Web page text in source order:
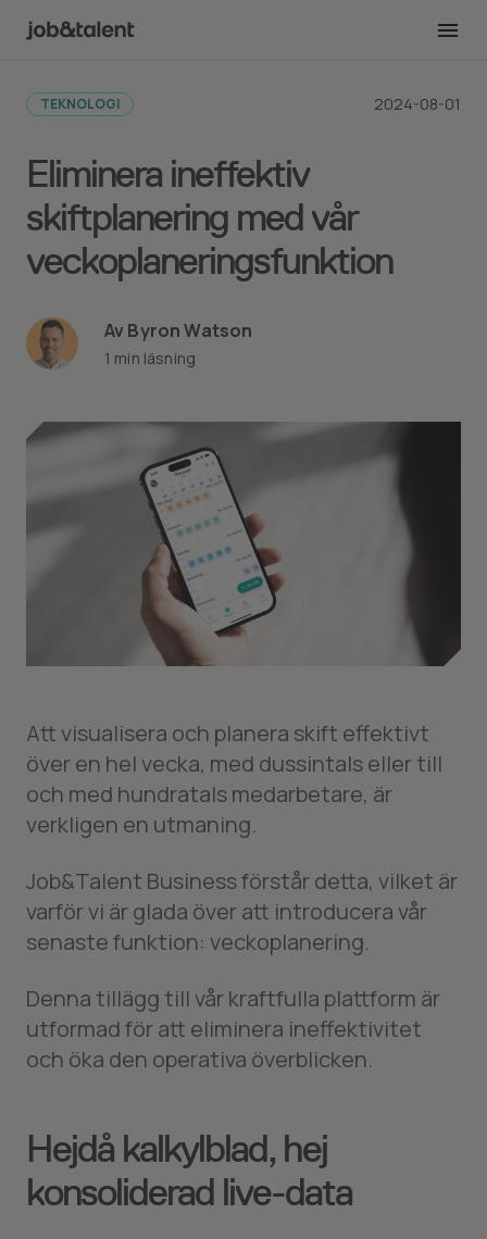
Eliminera ineffektiv
skiftplanering med vår
veckoplaneringsfunktion
TEKNOLOGI 2024-08-01
Av Byron Watson
1 min läsning
Att visualisera och planera skift effektivt
över en hel vecka, med dussintals eller till
och med hundratals medarbetare, är
verkligen en utmaning.
Job&Talent Business förstår detta, vilket är
varför vi är glada över att introducera vår
senaste funktion: veckoplanering.
Denna tillägg till vår kraftfulla plattform är
utformad för att eliminera ineffektivitet
och öka den operativa överblicken.
Hejdå kalkylblad, hej
konsoliderad live-data